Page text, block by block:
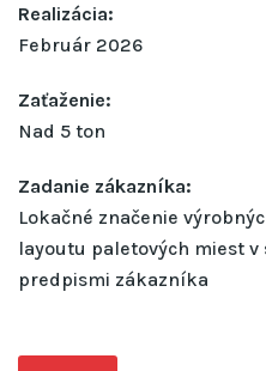
Realizácia:
Február 2026
Zaťaženie:
Nad 5 ton
Zadanie zákazníka:
Lokačné značenie výrobných priestorov. Zaistenie
layoutu paletových miest
predpismi zákazníka